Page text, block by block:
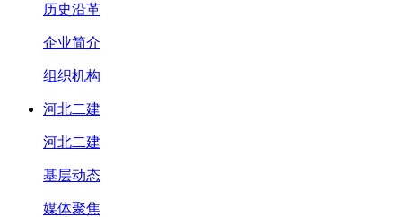
历史沿革
企业简介
组织机构
河北二建
河北二建
基层动态
媒体聚焦